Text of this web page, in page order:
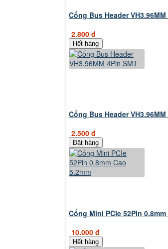
Cổng Bus Header
2.800 đ
Hết hàng
Cổng Bus Header
2.500 đ
Đặt hàng
Cổng Mini PCIe 52Pin 0.8mm
10.000 đ
Hết hàng